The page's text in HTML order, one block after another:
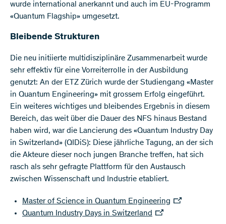
wurde international anerkannt und auch im EU-Programm
«Quantum Flagship» umgesetzt.
Bleibende Strukturen
Die neu initiierte multidisziplinäre Zusammenarbeit wurde
sehr effektiv für eine Vorreiterrolle in der Ausbildung
genutzt: An der ETZ Zürich wurde der Studiengang «Master
in Quantum Engineering» mit grossem Erfolg eingeführt.
Ein weiteres wichtiges und bleibendes Ergebnis in diesem
Bereich, das weit über die Dauer des NFS hinaus Bestand
haben wird, war die Lancierung des «Quantum Industry Day
in Switzerland» (QIDiS): Diese jährliche Tagung, an der sich
die Akteure dieser noch jungen Branche treffen, hat sich
rasch als sehr gefragte Plattform für den Austausch
zwischen Wissenschaft und Industrie etabliert.
Master of Science in Quantum Engineering
Quantum Industry Days in Switzerland